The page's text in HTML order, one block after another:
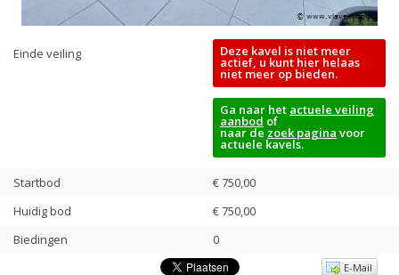
Einde veiling Deze kavel is niet meer
actief, u kunt hier helaas
niet meer op bieden.
Ga naar het actuele veiling
aanbod of
naar de zoek pagina voor
actuele kavels.
Startbod
€ 750,00
Huidig bod
€750,00
Biedingen
0
E-Mail